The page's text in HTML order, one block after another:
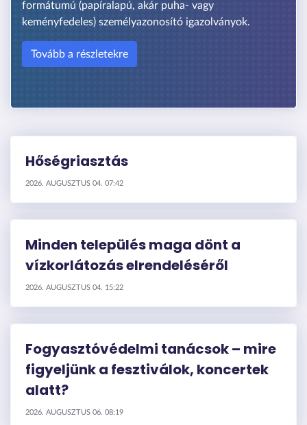
formátumú (papíralapú, akár puha- vagy
keményfedeles) személyazonosító igazolványok.
Tovább a részletekre
Hőségriasztás
2026. AUGUSZTUS 04. 07:42
Minden település maga dönt a
vízkorlátozás elrendeléséről
2026. AUGUSZTUS 04. 15:22
Fogyasztóvédelmi tanácsok – mire
figyeljünk a fesztiválok, koncertek
alatt?
2026. AUGUSZTUS 06. 08:19